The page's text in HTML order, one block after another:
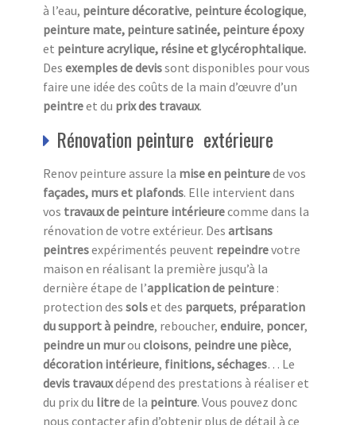
à l’eau, peinturedécorative, peinture écologique,
peinture mate, peinture satinée, peinture époxy
et peinture acrylique, résine et glycérophtalique.
Des exemples de devissont disponibles pour vous
faire une idée des coûts de la main d’œuvre d’un
peintreet du prix des travaux.
Rénovation peinture extérieure
Renov peinture assure la mise en peinturede vos
façades, murs et plafonds. Elle intervient dans
vos travaux de peinture intérieurecomme dans la
rénovation de votre extérieur. Des artisans
peintresexpérimentés peuvent repeindrevotre
maison en réalisant la première jusqu’à la
dernière étape de l’application de peinture :
protection des solset des parquets, préparation
dusupport à peindre, reboucher, enduire, poncer,
peindre un murou cloisons, peindre une pièce,
décoration intérieure, finitions, séchages… Le
devis travauxdépend des prestations à réaliser et
du prix du litrede la peinture. Vous pouvez donc
nous contacter afin d’obtenir plus de détail à ce